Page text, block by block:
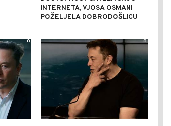
INTERNETA, VJOSA OSMANI
POŽELJELA DOBRODOŠLICU
0 0